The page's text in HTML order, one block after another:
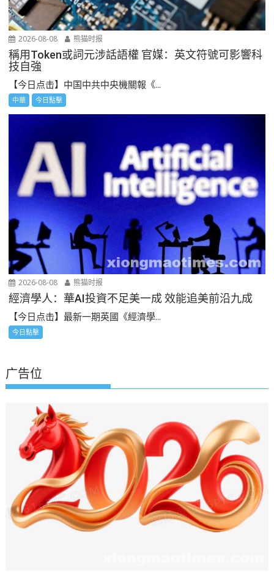
2026-08-08 熊猫时报
稱用Token或詞元涉話語權 官媒：英文符號可影響科
技自強
【今日点击】中国中共中央機關報《...
中華 今日點擊
2026-08-08 熊猫时报
經濟學人：華AI投資不足美一成 效能追美前沿九成
【今日点击】最新一期英國《經濟學...
今日點擊
广告位